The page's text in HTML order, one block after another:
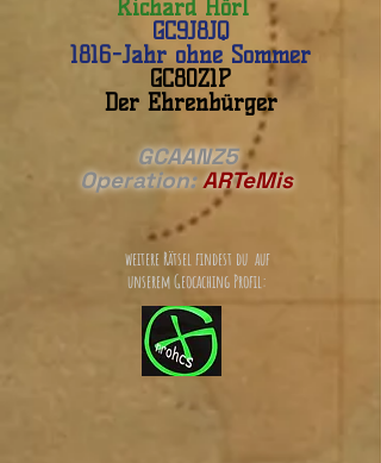
Richard Hörl
GC9J8JQ
1816-Jahr ohne Sommer
GC80Z1P
Der Ehrenbürger
GCAANZ5
Operation:ARTeMis
weitere Rätsel findest du auf
unserem Geocaching Profil: